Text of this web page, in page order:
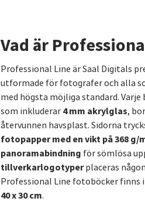
Vad är
Professional Line är Saal Digitals
utformade för fotografer och alla
med högsta möjliga standard.
som inkluderar 4 mm akrylglas,
återvunnen havsplast. Sidorna
fotopapper med en vikt på 368 g/
panoramabindning för sömlösa
tillverkarlogotyperplaceras
Professional Line fotoböcker finns i
40 x 30 cm.